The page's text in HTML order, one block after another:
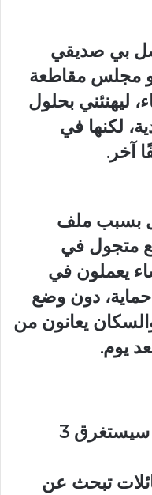
بي صديقي
مجلس مقاطعة
ليهنئني بحلول
لكنها في
آخر.
بسبب ملف
10 آلاف بائع متجول في
يعملون في
حماية، دون وضع
يعانون من
يوم.
السعادة والبلدي، لكن هذا سيستغرق 3
تبحث عن